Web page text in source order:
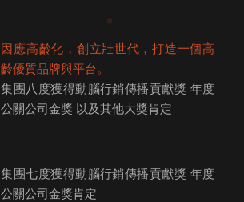
因應高齡化，創立壯世代，打造一個高
齡優質品牌與平台。
集團八度獲得動腦行銷傳播貢獻獎 年度
公關公司金獎 以及其他大獎肯定
集團七度獲得動腦行銷傳播貢獻獎 年度
公關公司金獎肯定